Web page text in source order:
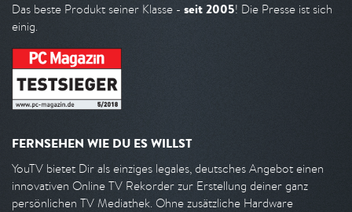
Das beste Produkt seiner Klasse - seit 2005! Die Presse ist sich
einig.
FERNSEHEN WIE DU ES WILLST
YouTV bietet Dir als einziges legales, deutsches Angebot einen
innovativen Online TV Rekorder zur Erstellung deiner ganz
persönlichen TV Mediathek. Ohne zusätzliche Hardware